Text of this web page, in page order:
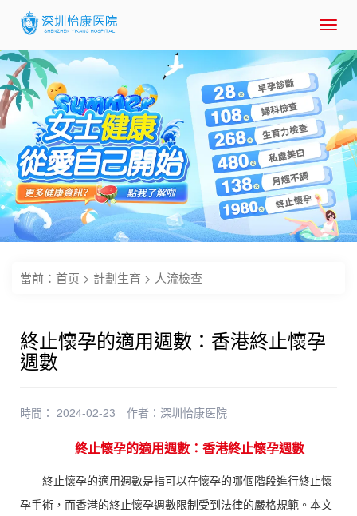
當前： 首页 > 計劃生育 > 人流檢查
終止懷孕的適用週數：香港終止懷孕
週數
時間： 2024-02-23 作者： 深圳怡康医院
終止懷孕的適用週數：香港終止懷孕週數
終止懷孕的適用週數是指可以在懷孕的哪個階段進行終止懷
孕手術，而香港的終止懷孕週數限制受到法律的嚴格規範。本文